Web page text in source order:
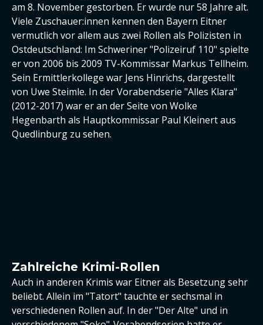
am 8. November gestorben. Er wurde nur 58 Jahre alt.
Viele Zuschauer:innen kennen den Bayern Eitner
vermutlich vor allem aus zwei Rollen als Polizisten in
Ostdeutschland: Im Schweriner "Polizeiruf 110" spielte
er von 2006 bis 2009 TV-Kommissar Markus Tellheim.
Sein Ermittlerkollege war Jens Hinrichs, dargestellt
von Uwe Steimle. In der Vorabendserie "Alles Klara"
(2012-2017) war er an der Seite von Wolke
Hegenbarth als Hauptkommissar Paul Kleinert aus
Quedlinburg zu sehen.
Zahlreiche Krimi-Rollen
Auch in anderen Krimis war Eitner als Besetzung sehr
beliebt. Allein im "Tatort" tauchte er sechsmal in
verschiedenen Rollen auf. In der "Der Alte" und in